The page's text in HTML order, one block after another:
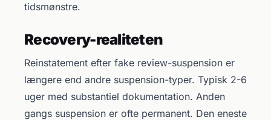
tidsmønstre.
Recovery-realiteten
Reinstatement efter fake review-suspension er
længere end andre suspension-typer. Typisk 2-6
uger med substantiel dokumentation. Anden
gangs suspension er ofte permanent. Den eneste